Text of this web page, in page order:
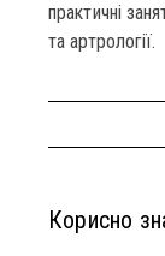
практичні
та артрології.
Корисно